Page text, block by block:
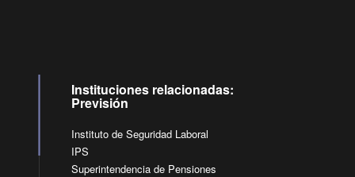
Instituciones relacionadas:
Previsión
Instituto de Seguridad Laboral
IPS
Superintendencia de Pensiones